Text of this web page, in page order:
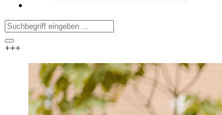
+++